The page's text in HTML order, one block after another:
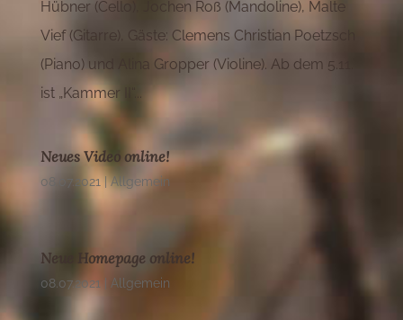
Hübner (Cello), Jochen Roß (Mandoline), Malte
Vief (Gitarre), Gäste: Clemens Christian Poetzsch
(Piano) und Alina Gropper (Violine). Ab dem 5.11.
ist „Kammer II“...
Neues Video online!
08.07.2021 |Allgemein
Neue Homepage online!
08.07.2021 Allgemein